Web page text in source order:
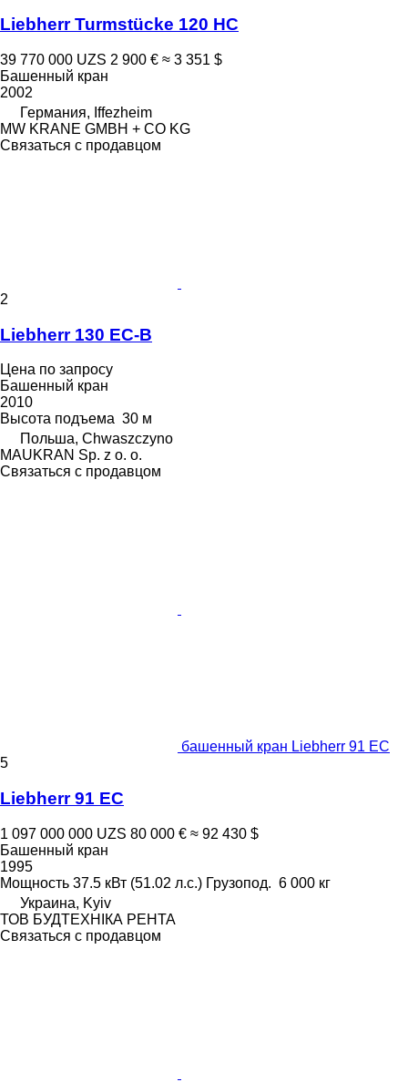
Liebherr Turmstücke 120 HC
39 770 000 UZS 2 900 € ≈ 3 351 $
Башенный кран
2002
Германия, Iffezheim
MW KRANE GMBH + CO KG
Связаться с продавцом
2
Liebherr 130 EC-B
Цена по запросу
Башенный кран
2010
Высота подъема 30 м
Польша, Chwaszczyno
MAUKRAN Sp. z o. o.
Связаться с продавцом
башенный кран Liebherr 91 EC
5
Liebherr 91 EC
1 097 000 000 UZS 80 000 € ≈ 92 430 $
Башенный кран
1995
Мощность 37.5 кВт (51.02 л.с.) Грузопод. 6 000 кг
Украина, Kyiv
ТОВ БУДТЕХНІКА РЕНТА
Связаться с продавцом